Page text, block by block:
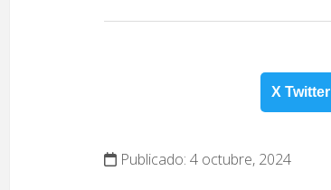
X Twitter
Publicado: 4 octubre, 2024